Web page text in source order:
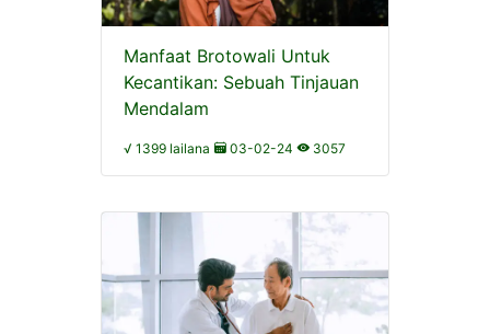
Manfaat Brotowali Untuk
Kecantikan: Sebuah Tinjauan
Mendalam
√ 1399 lailana 03-02-24 3057